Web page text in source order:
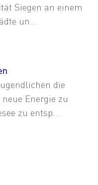
Siegen an einem
un...
die
Energie zu
zu entsp...